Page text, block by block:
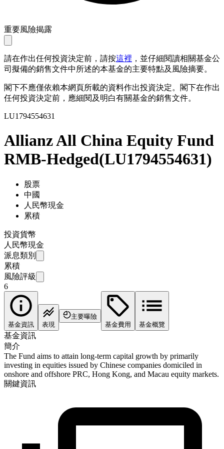
重要風險揭露
請在作出任何投資決定前，請按這裡 ，並仔細閱讀相關基金公
司擬備的銷售文件中所述的本基金的主要特點及風險摘要。
閣下不應僅依賴本網頁所載的資料作出投資決定。閣下在作出
任何投資決定前，應細閱及明白有關基金的銷售文件。
LU1794554631
Allianz All China Equity Fund
RMB-Hedged(LU1794554631)
股票
中國
人民幣現金
累積
投資貨幣
人民幣現金
派息類別
累積
風險評級
6
基金資訊 表現
主要曝險
基金費用
基金概覽
基金資訊
簡介
The Fund aims to attain long-term capital growth by primarily
investing in equities issued by Chinese companies domiciled in
onshore and offshore PRC, Hong Kong, and Macau equity markets.
關鍵資訊